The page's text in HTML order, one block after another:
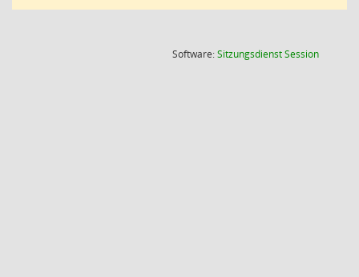
Software:SitzungsdienstSession(Wird in